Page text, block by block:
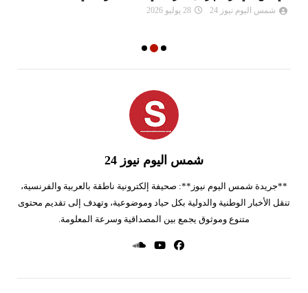
شمس اليوم نيوز 24 28 يوليو 2026
شمس اليوم نيوز 24
**جريدة شمس اليوم نيوز**: صحيفة إلكترونية ناطقة بالعربية والفرنسية،
تنقل الأخبار الوطنية والدولية بكل حياد وموضوعية، وتهدف إلى تقديم محتوى
متنوع وموثوق يجمع بين المصداقية وسرعة المعلومة.